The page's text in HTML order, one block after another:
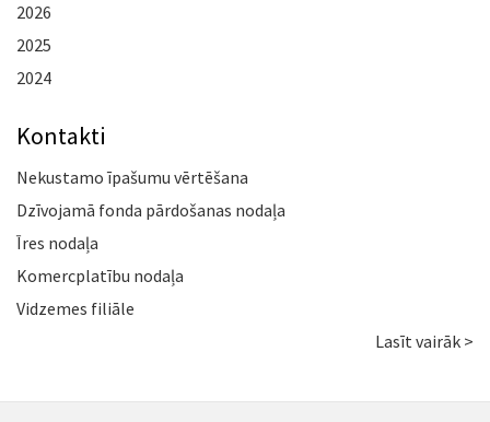
2026
2025
2024
Kontakti
Nekustamo īpašumu vērtēšana
Dzīvojamā fonda pārdošanas nodaļa
Īres nodaļa
Komercplatību nodaļa
Vidzemes filiāle
Lasīt vairāk >